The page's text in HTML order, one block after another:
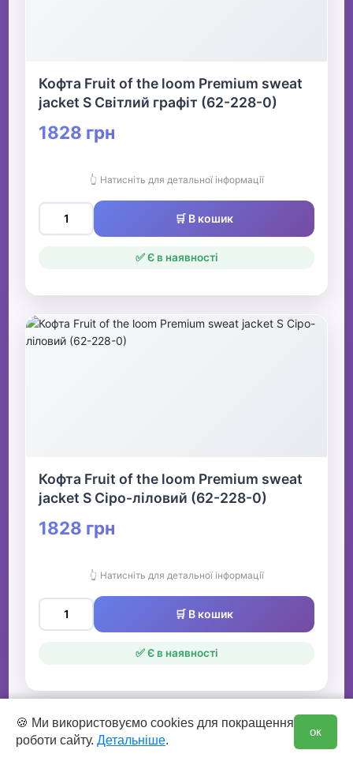
Кофта Fruit of the loom Premium sweat
jacket S Світлий графіт (62-228-0)
1828 грн
👆 Натисніть для детальної інформації
🛒 В кошик
✅ Є в наявності
Кофта Fruit of the loom Premium sweat
jacket S Сіро-ліловий (62-228-0)
1828 грн
👆 Натисніть для детальної інформації
🛒 В кошик
✅ Є в наявності
🍪 Ми використовуємо cookies для покращення
роботи сайту. Детальніше.
ок
0